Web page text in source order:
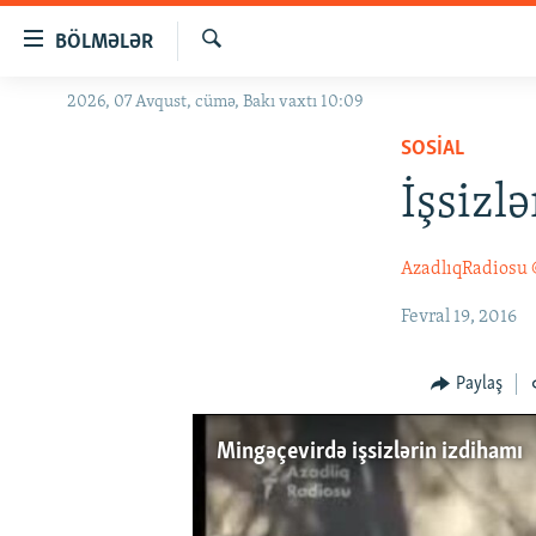
BÖLMƏLƏR
GÜNDƏM
Axtar
2026, 07 Avqust, cümə, Bakı vaxtı 10:09
SOSIAL
AzadlıqRadiosu
Fevral 19, 2016
Paylaş
Mingəçevirdə işsizlərin izdihamı